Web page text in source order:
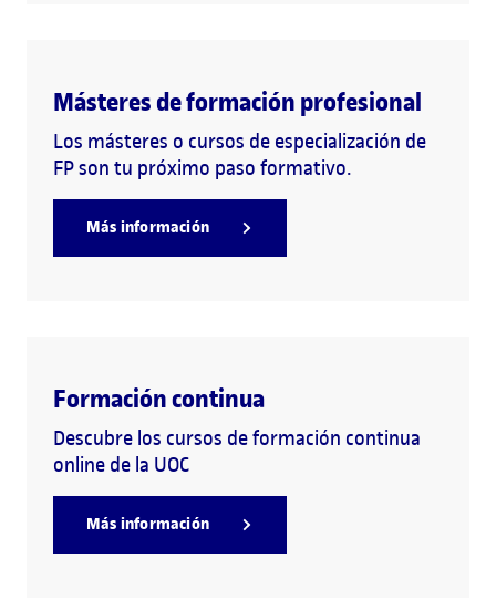
Másteres de formación profesional
Los másteres o cursos de especialización de
FP son tu próximo paso formativo.
Más información
Formación continua
Descubre los cursos de formación continua
online de la UOC
Más información